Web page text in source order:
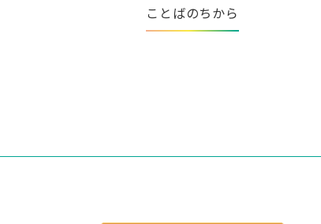
ことばのちから